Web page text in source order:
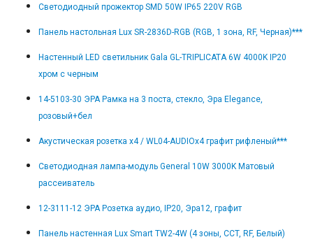
Светодиодный прожектор SMD 50W IP65 220V RGB
Панель настольная Lux SR-2836D-RGB (RGB, 1 зона, RF, Черная)***
Настенный LED светильник Gala GL-TRIPLICATA 6W 4000K IP20
хром с черным
14-5103-30 ЭРА Рамка на 3 поста, стекло, Эра Elegance,
розовый+бел
Акустическая розетка х4 / WL04-AUDIOx4 графит рифленый***
Светодиодная лампа-модуль General 10W 3000K Матовый
рассеиватель
12-3111-12 ЭРА Розетка аудио, IP20, Эра12, графит
Панель настенная Lux Smart TW2-4W (4 зоны, CCT, RF, Белый)